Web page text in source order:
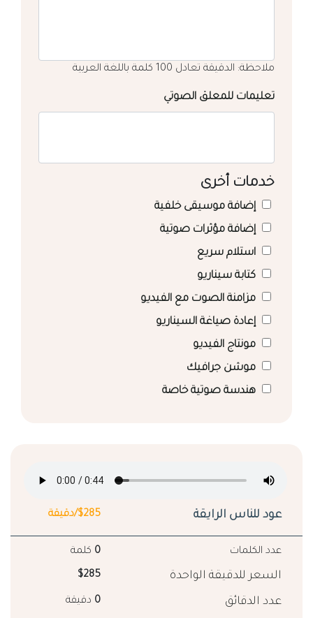
ملاحظة: الدقيقة تعادل 100 كلمة باللغة العربية
تعليمات للمعلق الصوتي
خدمات أخرى
إضافة موسيقى خلفية
إضافة مؤثرات صوتية
استلام سريع
كتابة سيناريو
مزامنة الصوت مع الفيديو
إعادة صياغة السيناريو
مونتاج الفيديو
موشن جرافيك
هندسة صوتية خاصة
عود للناس الرايقة $285/دقيقة
عدد الكلمات 0 كلمة
السعر للدقيقة الواحدة $285
عدد الدقائق 0 دقيقة